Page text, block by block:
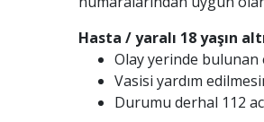
Hasta / yaralı 18 yaşın
Olay yerinde bulunan
Vasisi yardım
Durumu derhal 112